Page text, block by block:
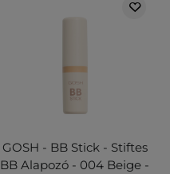
GOSH - BB Stick - Stiftes
BB Alapozó - 004 Beige -